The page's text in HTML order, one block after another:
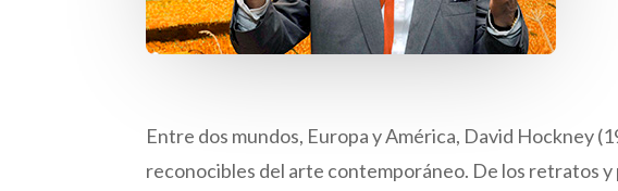
Entre dos mundos, Europa y América, David Hockney
reconocibles del arte contemporáneo. De los retratos y